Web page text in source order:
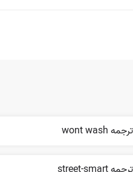
ترجمه wont wash